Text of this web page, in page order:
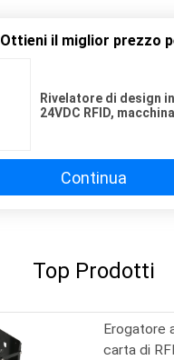
Ottieni il miglior prezzo
Rivelatore di design
24VDC RFID, macchina
Continua
Top Prodotti
Erogatore
carta di